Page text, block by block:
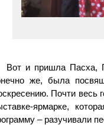
Вот и пришла Пасха,
же, была
Почти весь
ярмарке,
– разучивали